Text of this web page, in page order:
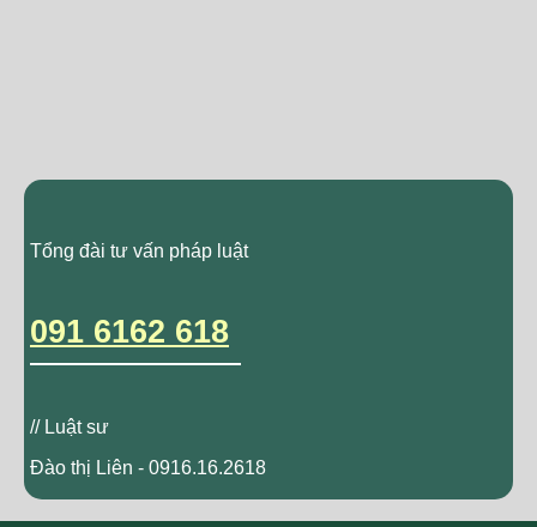
Tổng đài tư vấn pháp luật
091 6162 618
// Luật sư
Đào thị Liên - 0916.16.2618